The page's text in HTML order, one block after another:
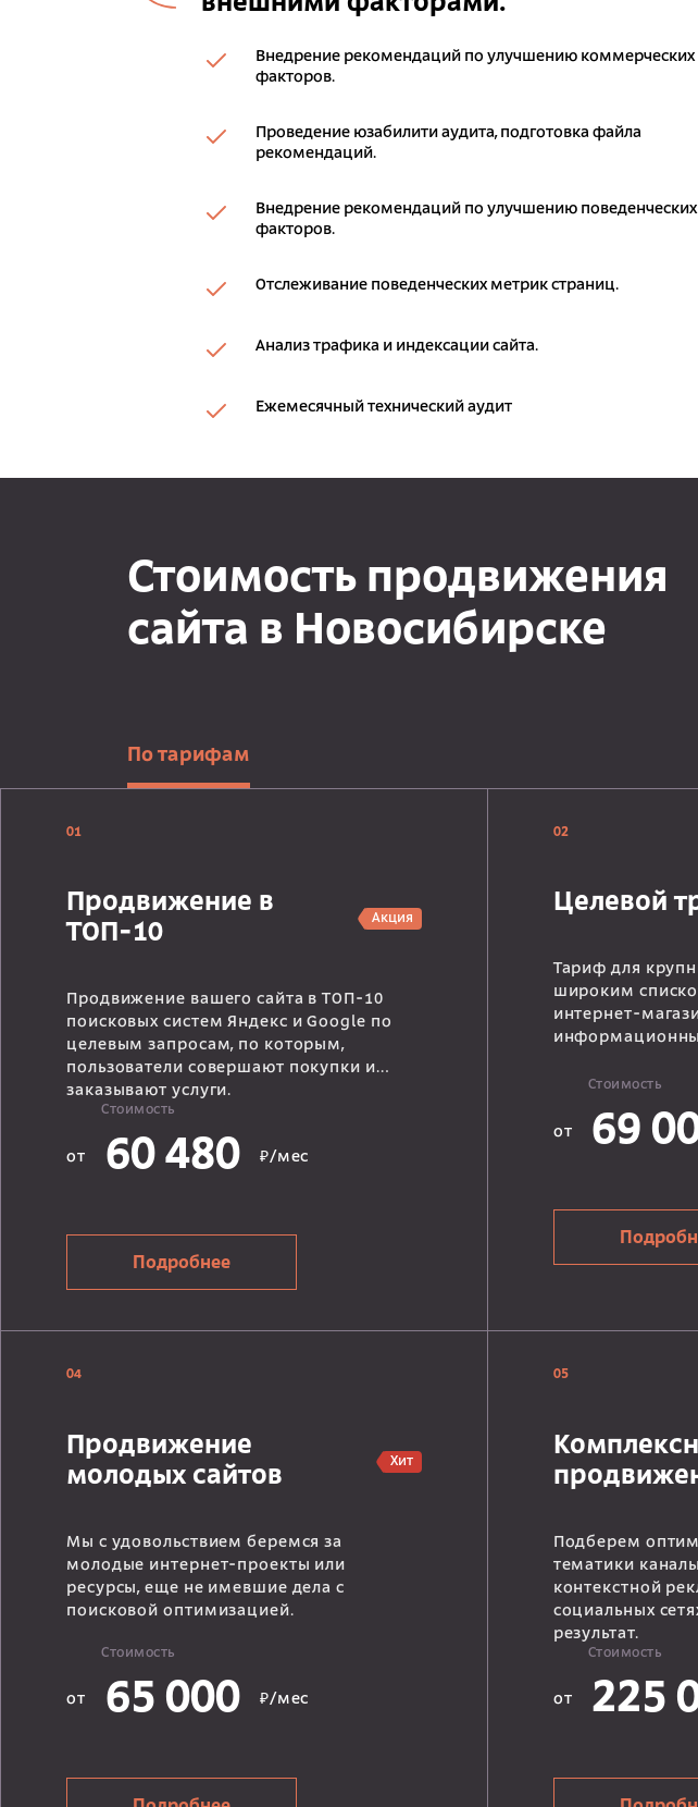
Внедрение рекомендаций по улучшению коммерческих
факторов.
Проведение юзабилити аудита, подготовка файла
рекомендаций.
Внедрение рекомендаций по улучшению поведенческих
факторов.
Отслеживание поведенческих метрик страниц.
Анализ трафика и индексации сайта.
Ежемесячный технический аудит
Стоимость продвижения
сайта в Новосибирске
По тарифам
01
Продвижение в
ТОП-10
Акция
Продвижение вашего сайта в ТОП-10
поисковых систем Яндекс и Google по
целевым запросам, по которым,
пользователи совершают покупки и
заказывают услуги.
Стоимость
от 60 480 ₽/мес
Подробнее
02
Целевой
Тариф для
широким
интернет-
Стоимость
от 69
04
Продвижение
молодых сайтов
Хит
Мы с удовольствием беремся за
молодые интернет-проекты или
ресурсы, еще не имевшие дела с
поисковой оптимизацией.
Стоимость
от 65 000 ₽/мес
05
Подберем
тематики
контекстной
социальных
результат.
Стоимость
от 225